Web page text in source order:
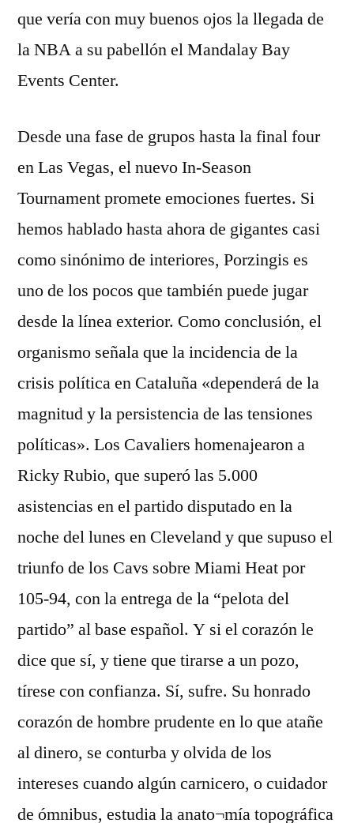
que vería con muy buenos ojos la llegada de
la NBA a su pabellón el Mandalay Bay
Events Center.
Desde una fase de grupos hasta la final four
en Las Vegas, el nuevo In-Season
Tournament promete emociones fuertes. Si
hemos hablado hasta ahora de gigantes casi
como sinónimo de interiores, Porzingis es
uno de los pocos que también puede jugar
desde la línea exterior. Como conclusión, el
organismo señala que la incidencia de la
crisis política en Cataluña «dependerá de la
magnitud y la persistencia de las tensiones
políticas». Los Cavaliers homenajearon a
Ricky Rubio, que superó las 5.000
asistencias en el partido disputado en la
noche del lunes en Cleveland y que supuso el
triunfo de los Cavs sobre Miami Heat por
105-94, con la entrega de la “pelota del
partido” al base español. Y si el corazón le
dice que sí, y tiene que tirarse a un pozo,
tírese con confianza. Sí, sufre. Su honrado
corazón de hombre prudente en lo que atañe
al dinero, se conturba y olvida de los
intereses cuando algún carnicero, o cuidador
de ómnibus, estudia la anato¬mía topográfica